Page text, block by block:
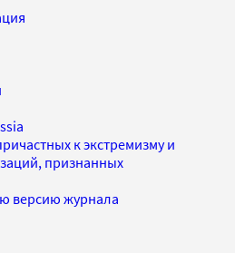
к экстремизму и
признанных
версию журнала